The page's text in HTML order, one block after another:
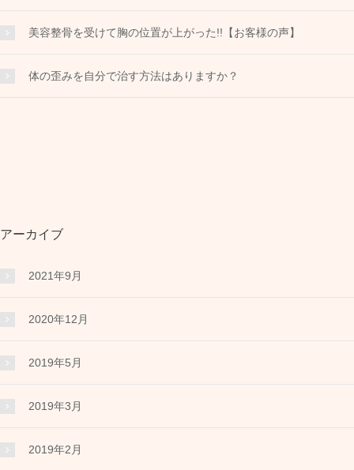
美容整骨を受けて胸の位置が上がった!!【お客様の声】
体の歪みを自分で治す方法はありますか？
アーカイブ
2021年9月
2020年12月
2019年5月
2019年3月
2019年2月